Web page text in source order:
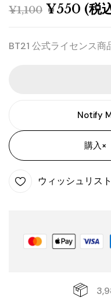
¥1,100 ¥550 (税
BT21 公式ライセンス商
Notify
購入×
ウィッシュリス